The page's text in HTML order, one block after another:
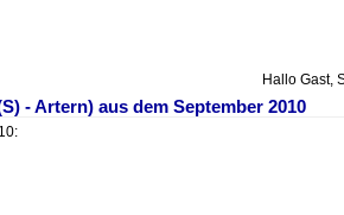
Hallo Gast,
- Artern) aus dem September 2010